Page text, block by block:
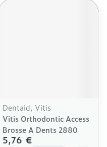
Dentaid, Vitis
Vitis Orthodontic Access
Brosse A Dents 2880
5,76 €